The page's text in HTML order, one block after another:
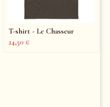
T-shirt - Le Chasseur
24,50 €